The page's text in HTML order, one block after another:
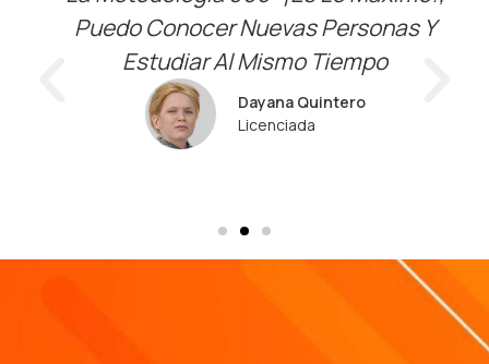
Puedo Conocer Nuevas Personas Y
Estudiar Al Mismo Tiempo
Dayana Quintero
Licenciada